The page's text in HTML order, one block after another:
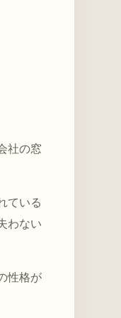
社の窓
ている
わない
性格が